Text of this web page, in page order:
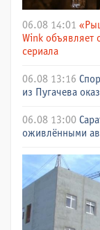
06.08 14:01
Wink объявляет
сериала
06.08 13:16
из Пугачева
06.08 13:00
оживлёнными